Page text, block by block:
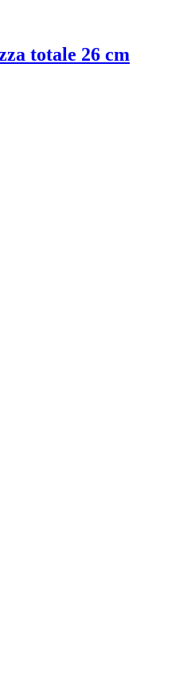
totale 26 cm